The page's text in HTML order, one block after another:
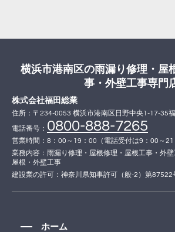
横浜市港南区の雨漏り修理・屋
事・外壁工事専門
株式会社福田総業
住所：〒234-0053 横浜市港南区日野中央1-17-35
電話番号： 0800-888-7265
営業時間：8：00～19：00（電話受付は9：00～21
業務内容：雨漏り修理・屋根修理・屋根工事・外
屋根・外壁工事
建設業の許可：神奈川県知事許可（般-2）第87522
ホーム